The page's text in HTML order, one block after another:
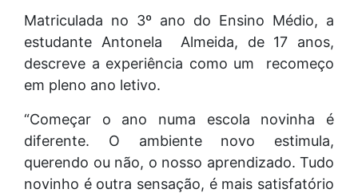
Matriculada no 3º ano do Ensino Médio, a
estudante Antonela Almeida, de 17 anos,
descreve a experiência como um recomeço
em pleno ano letivo.
“Começar o ano numa escola novinha é
diferente. O ambiente novo estimula,
querendo ou não, o nosso aprendizado. Tudo
novinho é outra sensação, é mais satisfatório